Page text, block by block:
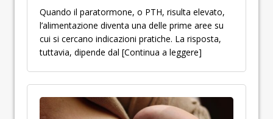
Quando il paratormone, o PTH, risulta elevato,
l’alimentazione diventa una delle prime aree su
cui si cercano indicazioni pratiche. La risposta,
tuttavia, dipende dal [Continua a leggere]